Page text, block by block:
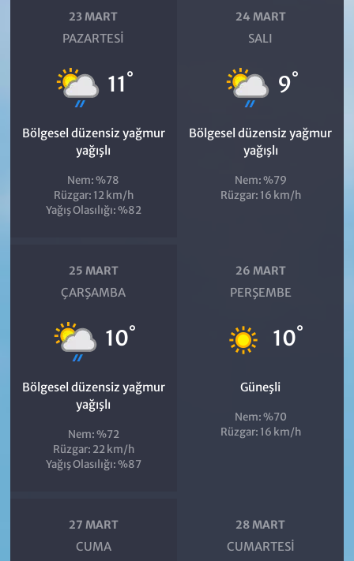
23 MART
PAZARTESI
11°
Bölgesel düzensiz yağmur
yağışlı
Nem: %78
Rüzgar: 12 km/h
Yağış Olasılığı: %82
24 MART
SALI
9°
Bölgesel düzensiz yağmur
yağışlı
Nem: %79
Rüzgar: 16 km/h
25 MART
ÇARŞAMBA
10°
Bölgesel düzensiz yağmur
yağışlı
Nem: %72
Rüzgar: 22 km/h
Yağış Olasılığı: %87
26 MART
PERŞEMBE
10°
Güneşli
Nem: %70
Rüzgar: 16 km/h
27 MART
CUMA
28 MART
CUMARTESI